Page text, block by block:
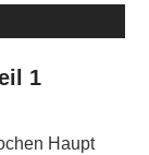
1
Haupt